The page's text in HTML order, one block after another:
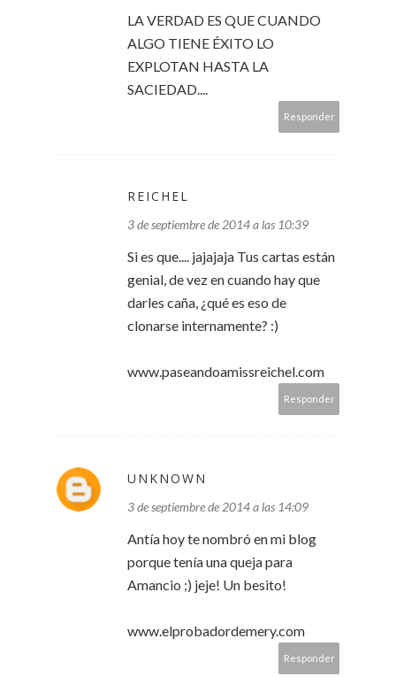
LA VERDAD ES QUE CUANDO
ALGO TIENE ÉXITO LO
EXPLOTAN HASTA LA
SACIEDAD....
Responder
REICHEL
3 de septiembre de 2014 a las 10:39
Si es que.... jajajaja Tus cartas están
genial, de vez en cuando hay que
darles caña, ¿qué es eso de
clonarse internamente? :)
www.paseandoamissreichel.com
Responder
UNKNOWN
3 de septiembre de 2014 a las 14:09
Antía hoy te nombró en mi blog
porque tenía una queja para
Amancio ;) jeje! Un besito!
www.elprobadordemery.com
Responder